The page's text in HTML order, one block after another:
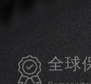
全球